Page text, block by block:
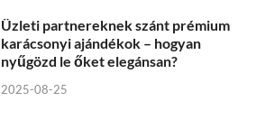
Üzleti partnereknek szánt prémium
karácsonyi ajándékok – hogyan
nyűgözd le őket elegánsan?
2025-08-25